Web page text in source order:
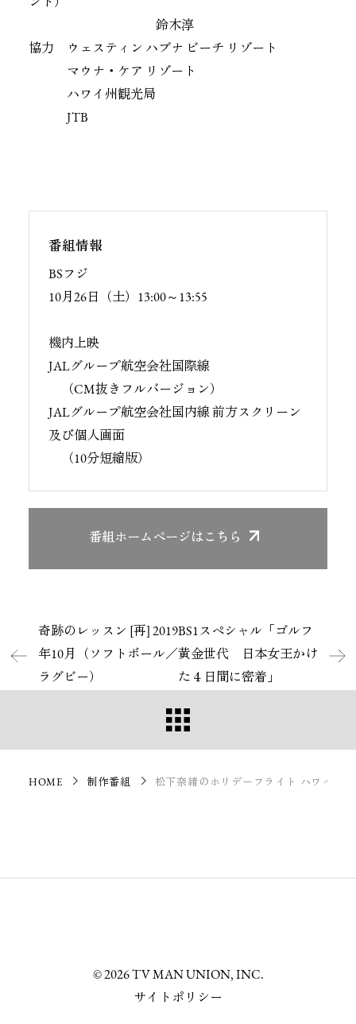
ント）
鈴木淳
協力 ウェスティン ハブナ ビーチ リゾート
マウナ・ケア リゾート
ハワイ州観光局
JTB
番組情報
BSフジ
10月26日（土）13:00～13:55
機内上映
JALグループ航空会社国際線
（CM抜きフルバージョン）
JALグループ航空会社国内線 前方スクリーン
及び個人画面
（10分短縮版）
番組ホームページ はこちら
奇跡のレッスン [再] 2019
年10月（ソフトボール／
ラグビー）
BS1スペシャル「ゴルフ
黄金世代 日本女王かけ
た４日間に密着」
HOME 制作番組 松下奈緒のホリデーフライト ハワイ島
© 2026 TV MAN UNION, INC.
サイトポリシー